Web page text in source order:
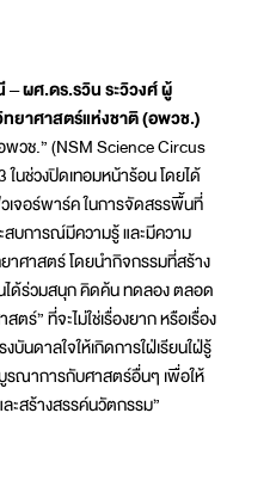
ผศ.ดร.รวิน ระวิวงศ์ ผู้
าศาสตร์แห่งชาติ (อพวช.)
วช.” (NSM Science Circus
นช่วงปิดเทอมหน้าร้อน โดยได้
จอร์พาร์ค ในการจัดสรรพื้นที่
สบการณ์มีความรู้ และมีความ
าศาสตร์ โดยนำกิจกรรมที่สร้าง
ได้ร่วมสนุก คิดค้น ทดลอง ตลอด
ร์” ที่จะไม่ใช่เรื่องยาก หรือเรื่อง
นดาลใจให้เกิดการใฝ่เรียนใฝ่รู้
รณาการกับศาสตร์อื่นๆ เพื่อให้
ะสร้างสรรค์นวัตกรรม”